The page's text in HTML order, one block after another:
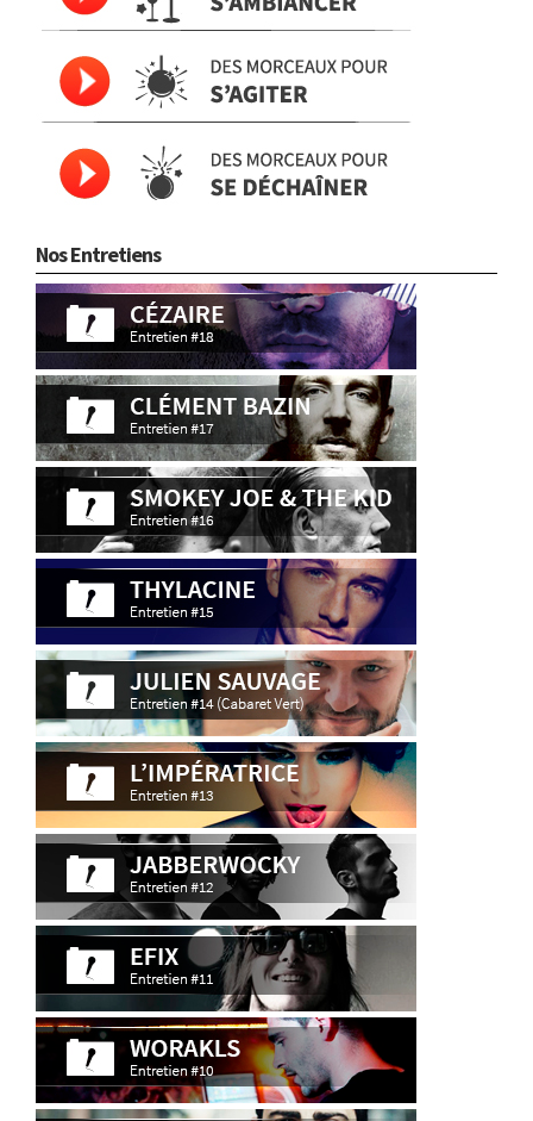
Nos Entretiens